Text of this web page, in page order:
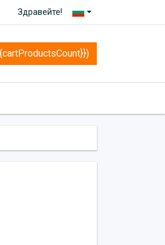
Здравейте!